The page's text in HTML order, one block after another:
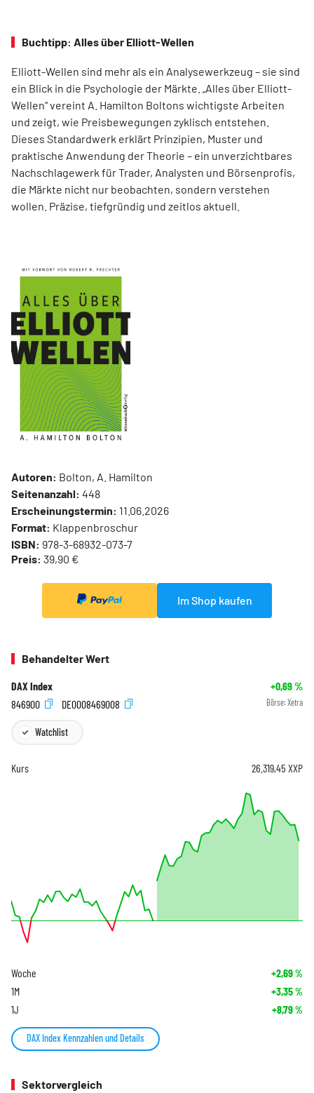
Buchtipp: Alles über Elliott-Wellen
Elliott-Wellen sind mehr als ein Analysewerkzeug – sie sind
ein Blick in die Psychologie der Märkte. „Alles über Elliott-
Wellen“ vereint A. Hamilton Boltons wichtigste Arbeiten
und zeigt, wie Preisbewegungen zyklisch entstehen.
Dieses Standardwerk erklärt Prinzipien, Muster und
praktische Anwendung der Theorie – ein unverzichtbares
Nachschlagewerk für Trader, Analysten und Börsenprofis,
die Märkte nicht nur beobachten, sondern verstehen
wollen. Präzise, tiefgründig und zeitlos aktuell.
Autoren: Bolton, A. Hamilton
Seitenanzahl: 448
Erscheinungstermin: 11.06.2026
Format: Klappenbroschur
ISBN: 978-3-68932-073-7
Preis: 39,90 €
Im Shop kaufen
Behandelter Wert
DAX Index +0,69%
846900
DE0008469008 Börse: Xetra
Watchlist
Kurs 26.319,45 XXP
Woche +2,69%
1M +3,35%
1J +8,79%
DAX Index Kennzahlen und Details
Sektorvergleich